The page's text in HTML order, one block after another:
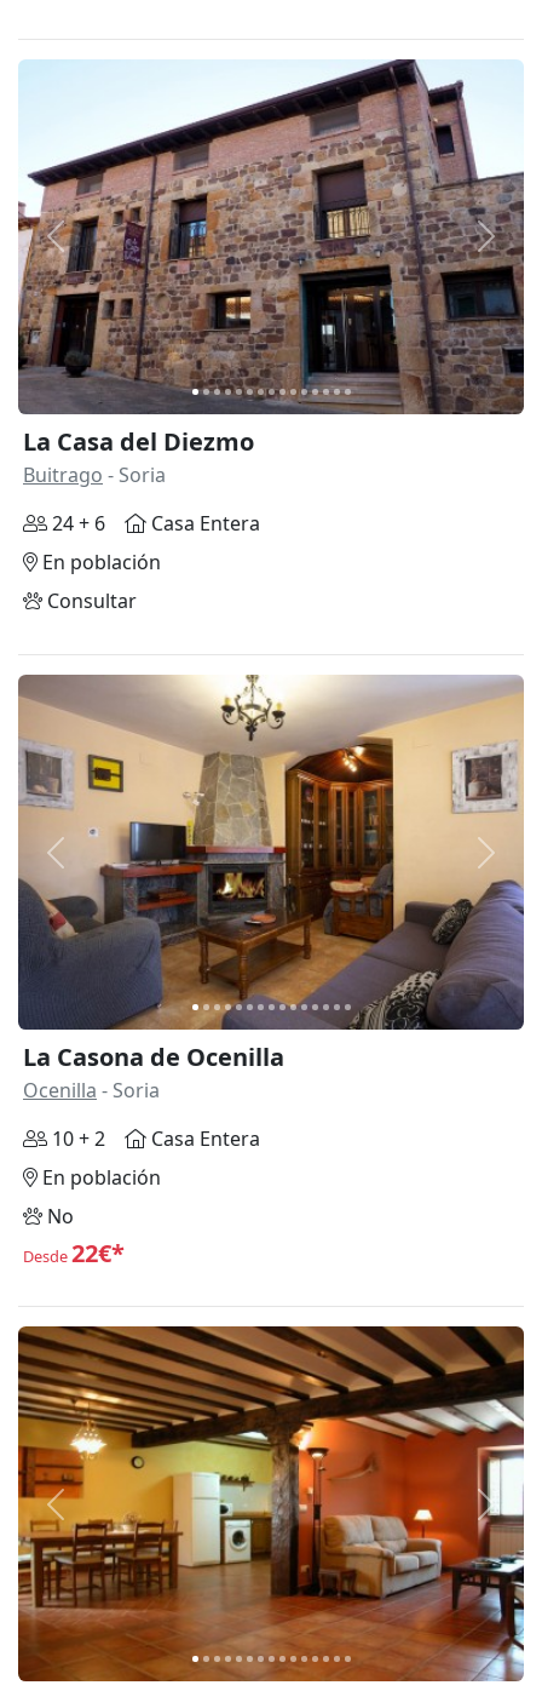
Anterior
La Casa del Diezmo
Buitrago - Soria
24 + 6
Casa Entera
En población
Consultar
Anterior
La Casona de Ocenilla
Ocenilla - Soria
10 + 2
Casa Entera
En población
No
Desde22€*
Anterior